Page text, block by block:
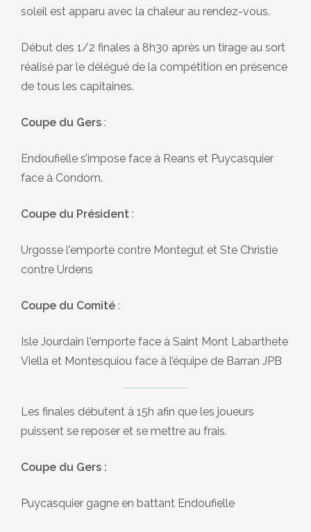
soleil est apparu avec la chaleur au rendez-vous.
Début des 1/2 finales à 8h30 après un tirage au sort
réalisé par le délégué de la compétition en présence
de tous les capitaines.
Coupe du Gers :
Endoufielle s’impose face à Reans et Puycasquier
face à Condom.
Coupe du Président :
Urgosse l'emporte contre Montegut et Ste Christie
contre Urdens
Coupe du Comité :
Isle Jourdain l'emporte face à Saint Mont Labarthete
Viella et Montesquiou face à l’équipe de Barran JPB
Les finales débutent à 15h afin que les joueurs
puissent se reposer et se mettre au frais.
Coupe du Gers :
Puycasquier gagne en battant Endoufielle